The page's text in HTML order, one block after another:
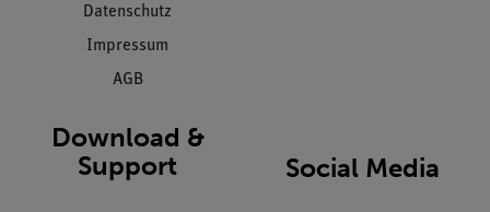
Datenschutz
Impressum
AGB
Download &
Support
Social Media